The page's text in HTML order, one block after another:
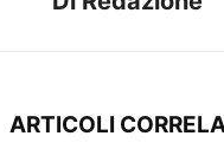
ARTICOLI